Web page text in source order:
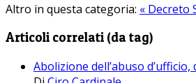
Altro in questa categoria: « Decreto
Articoli correlati (da tag)
Abolizione dell’abuso